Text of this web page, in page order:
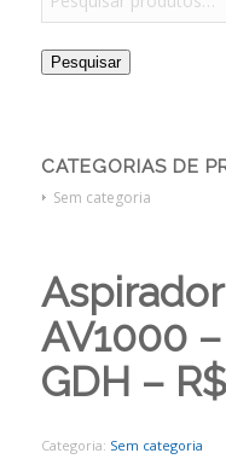
Pesquisar
CATEGORIAS DE
Sem categoria
AV1000
GDH –
Categoria: Sem categoria